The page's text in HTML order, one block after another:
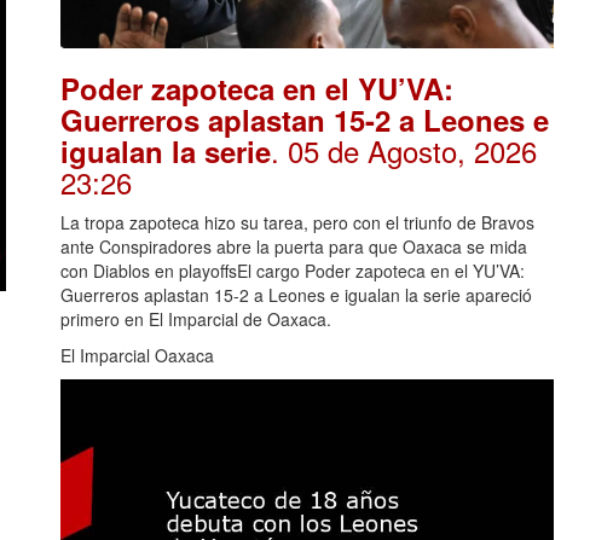
Poder zapoteca en el YU’VA:
Guerreros aplastan 15-2 a Leones e
igualan la serie. 05 de Agosto, 2026
23:26
La tropa zapoteca hizo su tarea, pero con el triunfo de Bravos
ante Conspiradores abre la puerta para que Oaxaca se mida
con Diablos en playoffsEl cargo Poder zapoteca en el YU’VA:
Guerreros aplastan 15-2 a Leones e igualan la serie apareció
primero en El Imparcial de Oaxaca.
El Imparcial Oaxaca